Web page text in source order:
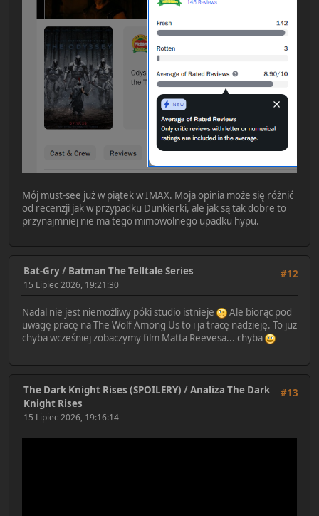
Mój must-see już w piątek w IMAX. Moja opinia może się różnić
od recenzji jak w przypadku Dunkierki, ale jak są tak dobre to
przynajmniej nie ma tego mimowolnego upadku hypu.
#12
Bat-Gry/ Batman The Telltale Series
15 Lipiec 2026, 19:21:30
Nadal nie jest niemożliwy póki studio istnieje
Ale biorąc pod
uwagę pracę na The Wolf Among Us to i ja tracę nadzieję. To już
chyba wcześniej zobaczymy film Matta Reevesa... chyba
#13
The Dark Knight Rises (SPOILERY) /Analiza The Dark
Knight Rises
15 Lipiec 2026, 19:16:14